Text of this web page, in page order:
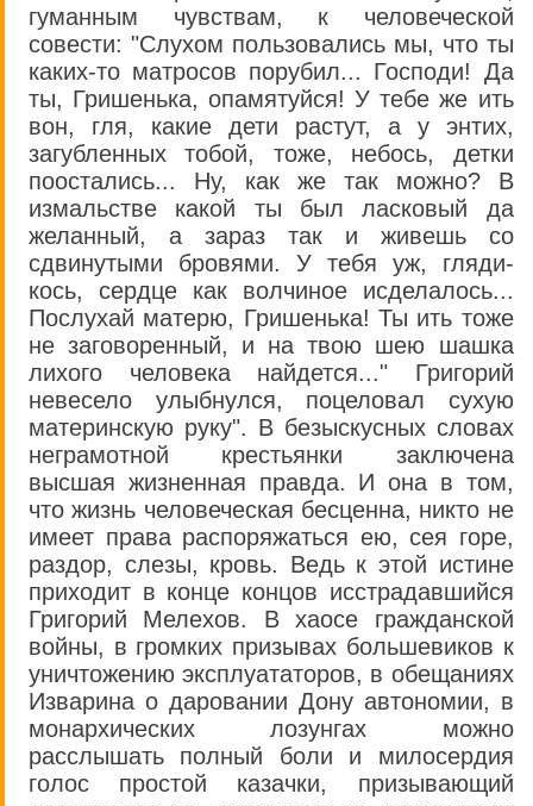
гуманным чувствам, к человеческой
совести: "Слухом пользовались мы, что ты
каких-то матросов порубил... Господи! Да
ты, Гришенька, опамятуйся! У тебе же ить
вон, гля, какие дети растут, а у энтих,
загубленных тобой, тоже, небось, детки
поостались... Ну, как же так можно? В
измальстве какой ты был ласковый да
желанный, а зараз так и живешь со
сдвинутыми бровями. У тебя уж, гляди-
кось, сердце как волчиное исделалось...
Послухай матерю, Гришенька! Ты ить тоже
не заговоренный, и на твою шею шашка
лихого человека найдется..." Григорий
невесело улыбнулся, поцеловал сухую
материнскую руку". В безыскусных словах
неграмотной крестьянки заключена
высшая жизненная правда. И она в том,
что жизнь человеческая бесценна, никто не
имеет права распоряжаться ею, сея горе,
раздор, слезы, кровь. Ведь к этой истине
приходит в конце концов исстрадавшийся
Григорий Мелехов. В хаосе гражданской
войны, в громких призывах большевиков к
уничтожению эксплуататоров, в обещаниях
Изварина о даровании Дону автономии, в
монархических лозунгах можно
расслышать полный боли и милосердия
голос простой казачки, призывающий